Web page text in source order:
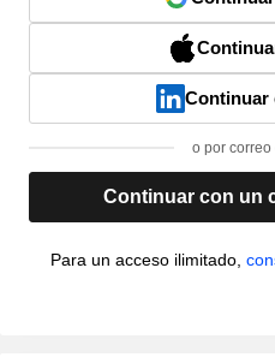
Continuar
o por
Continuar con un
Para un acceso ilimitado,